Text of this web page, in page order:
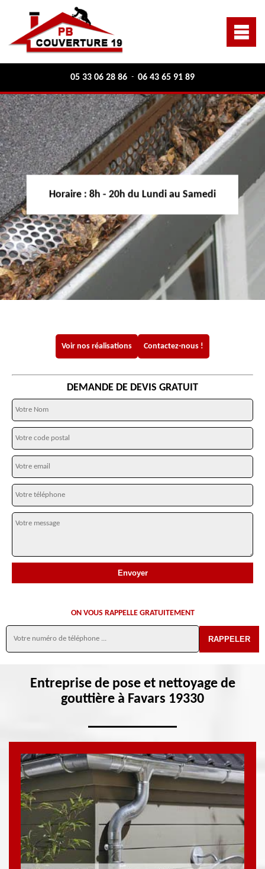
05 33 06 28 86 - 06 43 65 91 89
Horaire : 8h - 20h du Lundi au Samedi
Voir nos réalisations Contactez-nous !
DEMANDE DE DEVIS GRATUIT
ON VOUS RAPPELLE GRATUITEMENT
Entreprise de pose et nettoyage de
gouttière à Favars 19330